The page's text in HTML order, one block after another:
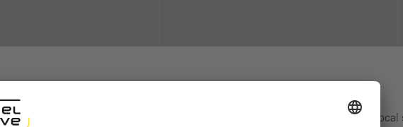
Sjaal met print
experience, we would like to show you the online shop according to your